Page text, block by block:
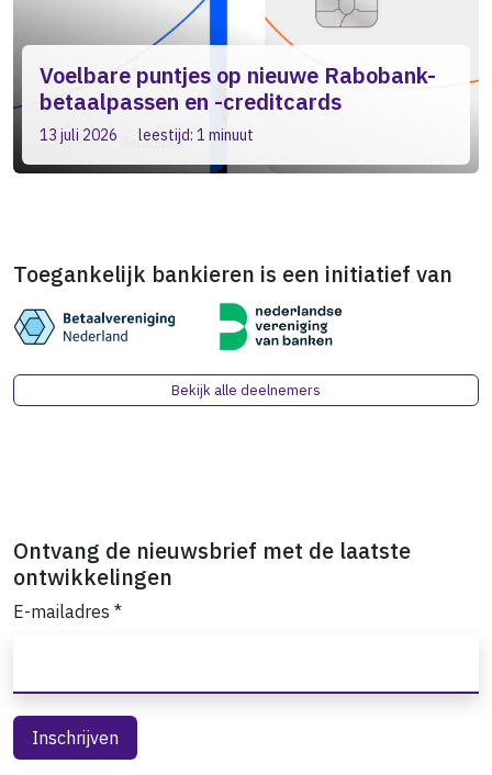
Voelbare puntjes op nieuwe Rabobank-
betaalpassen en -creditcards
13 juli 2026 leestijd: 1 minuut
Toegankelijk bankieren is een initiatief van
Bekijk alle deelnemers
Ontvang de nieuwsbrief met de laatste
ontwikkelingen
E-mailadres *